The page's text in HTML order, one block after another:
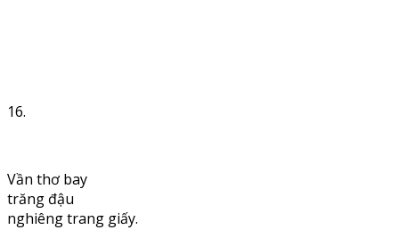
16.
Vần thơ bay
trăng đậu
nghiêng trang giấy.